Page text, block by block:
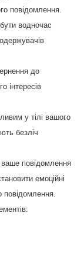
повідомлення.
водночас
до
інтересів
у тілі вашого
безліч
ваше повідомлення
емоційні
повідомлення.